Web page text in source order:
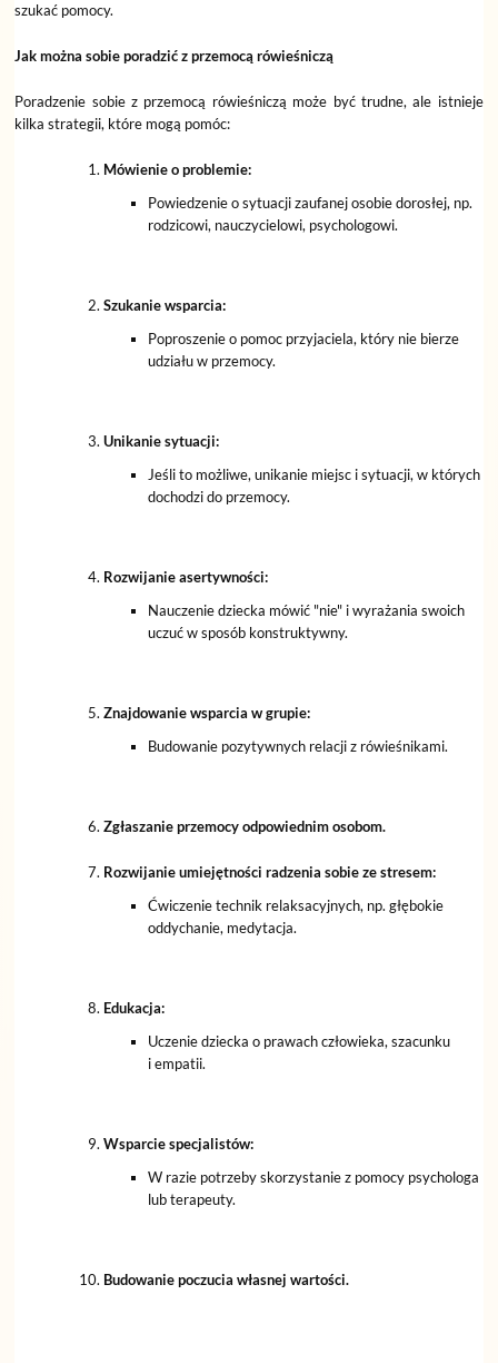
szukać pomocy.
Jak można sobie poradzić z przemocą rówieśniczą
Poradzenie sobie z przemocą rówieśniczą może być trudne, ale istnieje
kilka strategii, które mogą pomóc:
Mówienie o problemie:
Powiedzenie o sytuacji zaufanej osobie dorosłej, np.
rodzicowi, nauczycielowi, psychologowi.
Szukanie wsparcia:
Poproszenie o pomoc przyjaciela, który nie bierze
udziału w przemocy.
Unikanie sytuacji:
Jeśli to możliwe, unikanie miejsc i sytuacji, w których
dochodzi do przemocy.
Rozwijanie asertywności:
Nauczenie dziecka mówić "nie" i wyrażania swoich
uczuć w sposób konstruktywny.
Znajdowanie wsparcia w grupie:
Budowanie pozytywnych relacji z rówieśnikami.
Zgłaszanie przemocy odpowiednim osobom.
Rozwijanie umiejętności radzenia sobie ze stresem:
Ćwiczenie technik relaksacyjnych, np. głębokie
oddychanie, medytacja.
Edukacja:
Uczenie dziecka o prawach człowieka, szacunku
i empatii.
Wsparcie specjalistów:
W razie potrzeby skorzystanie z pomocy psychologa
lub terapeuty.
Budowanie poczucia własnej wartości.